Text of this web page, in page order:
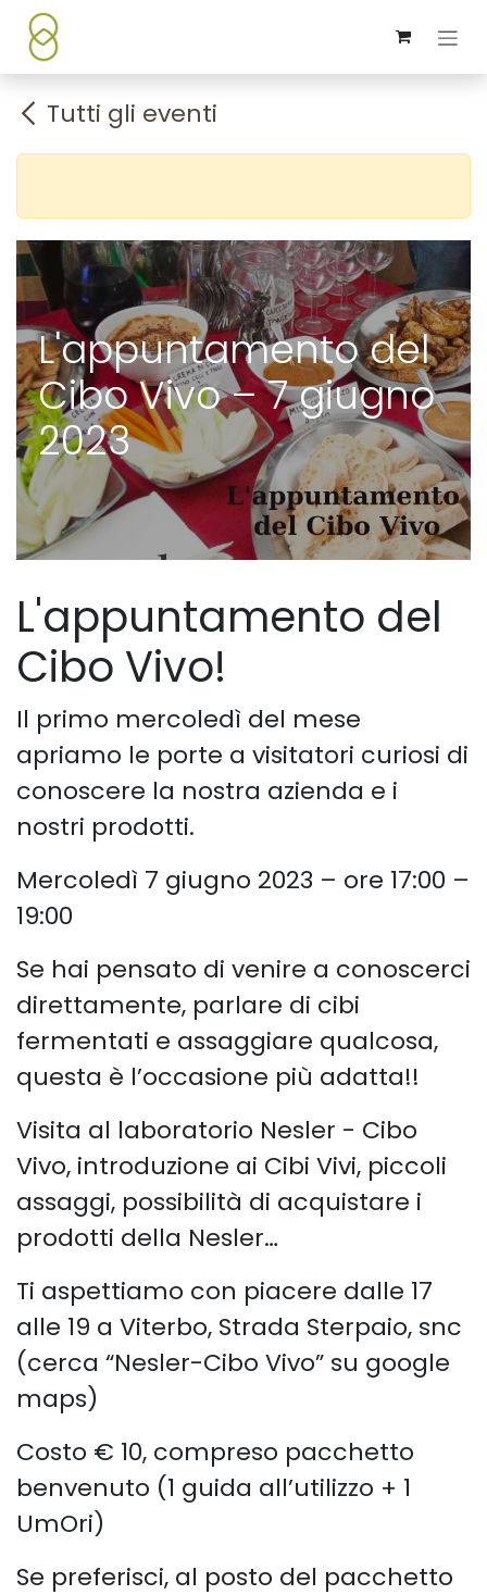
Passa al contenuto
Tutti gli eventi
L'appuntamento del
Cibo Vivo – 7 giugno
2023
L'appuntamento del
Cibo Vivo!
Il primo mercoledì del mese
apriamo le porte a visitatori curiosi di
conoscere la nostra azienda e i
nostri prodotti.
Mercoledì 7 giugno 2023 – ore 17:00 –
19:00
Se hai pensato di venire a conoscerci
direttamente, parlare di cibi
fermentati e assaggiare qualcosa,
questa è l’occasione più adatta!!
Visita al laboratorio Nesler - Cibo
Vivo, introduzione ai Cibi Vivi, piccoli
assaggi, possibilità di acquistare i
prodotti della Nesler…
Ti aspettiamo con piacere dalle 17
alle 19 a Viterbo, Strada Sterpaio, snc
(cerca “Nesler-Cibo Vivo” su google
maps)
Costo € 10, compreso pacchetto
benvenuto (1 guida all’utilizzo + 1
UmOri)
Se preferisci, al posto del pacchetto